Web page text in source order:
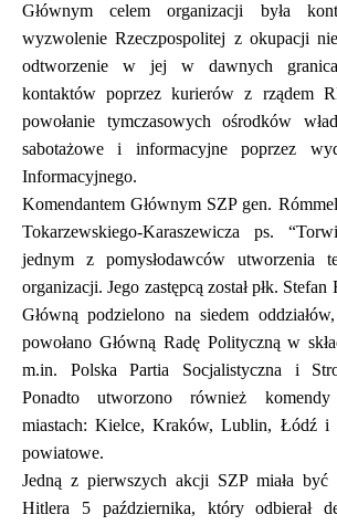
Głównym celem organizacji była
wyzwolenie Rzeczpospolitej z okupacji
odtworzenie w jej w dawnych
kontaktów poprzez kurierów z rządem
powołanie tymczasowych ośrodków
sabotażowe i informacyjne poprzez
Informacyjnego.
Komendantem Głównym SZP gen.
Tokarzewskiego-Karaszewicza ps.
jednym z pomysłodawców utworzenia
organizacji. Jego zastępcą został płk.
Główną podzielono na siedem
powołano Główną Radę Polityczną w
m.in. Polska Partia Socjalistyczna i
Ponadto utworzono również
miastach: Kielce, Kraków, Lublin, Łódź i
powiatowe.
Jedną z pierwszych akcji SZP miała być
Hitlera 5 października, który odbierał